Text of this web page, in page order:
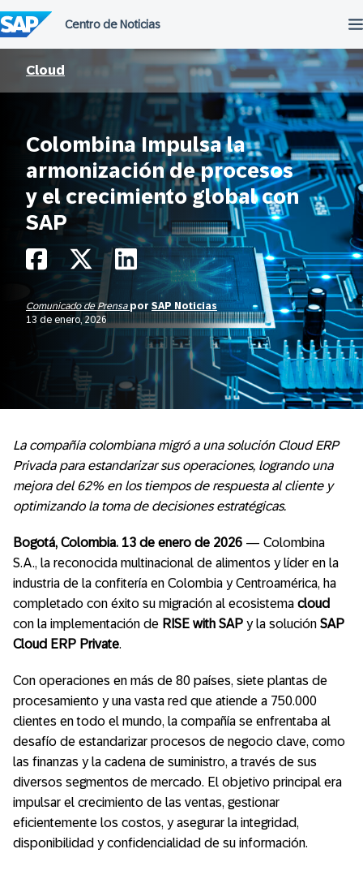
al
contenido
Cloud
Colombina Impulsa la
armonización de procesos
y el crecimiento global con
SAP
Comunicado de Prensa por SAP Noticias
13 de enero, 2026
La compañía colombiana migró a una solución Cloud ERP
Privada para estandarizar sus operaciones, logrando una
mejora del 62% en los tiempos de respuesta al cliente y
optimizando la toma de decisiones estratégicas.
Bogotá, Colombia. 13 de enero de 2026 — Colombina
S.A., la reconocida multinacional de alimentos y líder en la
industria de la confitería en Colombia y Centroamérica, ha
completado con éxito su migración al ecosistema cloud
con la implementación de RISE with SAP y la solución SAP
Cloud ERP Private.
Con operaciones en más de 80 países, siete plantas de
procesamiento y una vasta red que atiende a 750.000
clientes en todo el mundo, la compañía se enfrentaba al
desafío de estandarizar procesos de negocio clave, como
las finanzas y la cadena de suministro, a través de sus
diversos segmentos de mercado. El objetivo principal era
impulsar el crecimiento de las ventas, gestionar
eficientemente los costos, y asegurar la integridad,
disponibilidad y confidencialidad de su información.